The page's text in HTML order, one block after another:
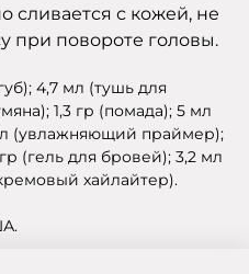
сливается с кожей, не
при повороте головы.
4,7 мл (тушь для
1,3 гр (помада); 5 мл
(увлажняющий праймер);
(гель для бровей); 3,2 мл
хайлайтер).